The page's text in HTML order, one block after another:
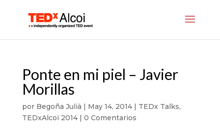
Ponte en mi piel – Javier
Morillas
por Begoña Julià | May 14, 2014| TEDx Talks,
TEDxAlcoi 2014| 0 Comentarios